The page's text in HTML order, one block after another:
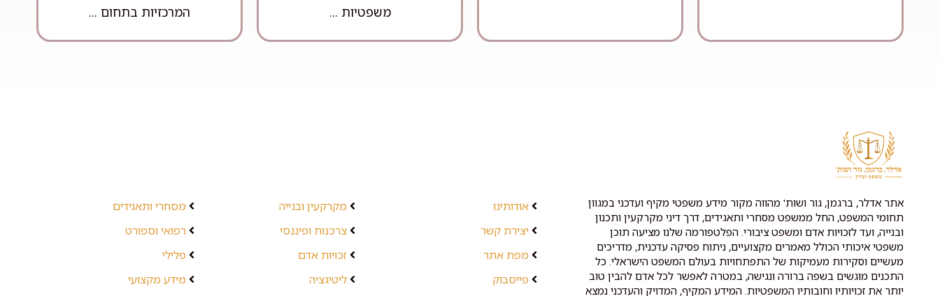
משפטיות ...
המרכזיות בתחום ...
אתר אדלר, ברגמן, גור ושות' מהווה מקור מידע משפטי מקיף ועדכני במגוון
תחומי המשפט, החל ממשפט מסחרי ותאגידים, דרך דיני מקרקעין ותכנון
ובנייה, ועד לזכויות אדם ומשפט ציבורי. הפלטפורמה שלנו מציעה תוכן
משפטי איכותי הכולל מאמרים מקצועיים, ניתוח פסיקה עדכנית, מדריכים
מעשיים וסקירות מעמיקות של התפתחויות בעולם המשפט הישראלי. כל
התכנים מוגשים בשפה ברורה ונגישה, במטרה לאפשר לכל אדם להבין טוב
יותר את זכויותיו וחובותיו המשפטיות. המידע המקיף, המדויק והעדכני נמצא
אודותינו
יצירת קשר
מפת אתר
פייסבוק
מקרקעין ובנייה
צרכנות ופיננסי
זכויות אדם
ליטיגציה
מסחרי ותאגידים
רפואי וספורט
פלילי
מידע מקצועי